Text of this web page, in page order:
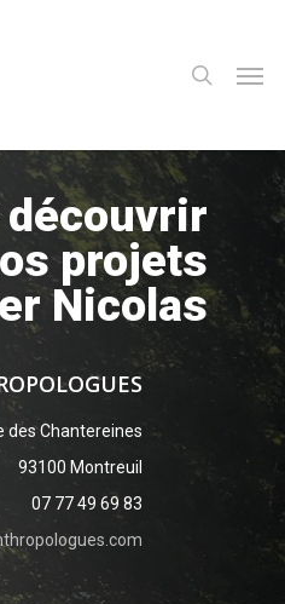
projets
Nicolas
des Chantereines
93100 Montreuil
07 77 49 69 83